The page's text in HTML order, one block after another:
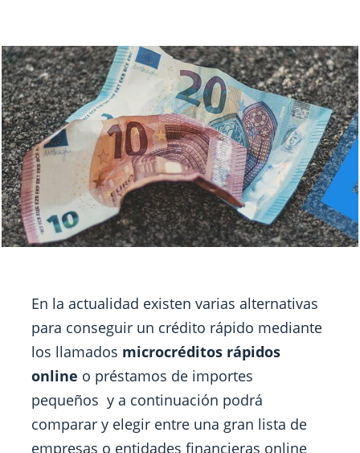
En la actualidad existen varias alternativas
para conseguir un crédito rápido mediante
los llamados microcréditos rápidos
online o préstamos de importes
pequeños y a continuación podrá
comparar y elegir entre una gran lista de
empresas o entidades financieras online